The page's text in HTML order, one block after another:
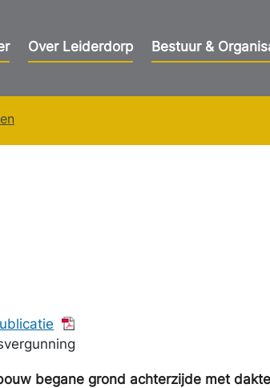
Over Leiderdorp Bestuur &
begane grond achterzijde met